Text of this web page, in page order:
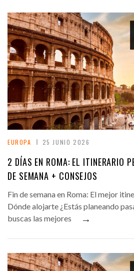
EUROPA 25 JUNIO 2026
2 DÍAS EN ROMA: EL ITINERARIO
DE SEMANA + CONSEJOS
Fin de semana en Roma: El mejor
Dónde alojarte ¿Estás planeando
buscas las mejores
→